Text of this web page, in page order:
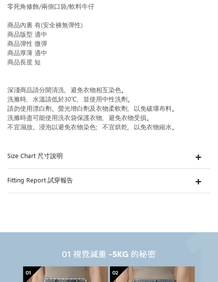
零死角修飾/兩側口袋/軟料牛仔
商品內裏 有(安全褲無彈性)
商品版型 適中
商品彈性 微彈
商品厚薄 適中
商品長度 短
深淺商品請分開清洗，避免衣物相互染色。
洗滌時，水溫請低於30℃，並使用中性洗劑。
請勿使用漂白劑、螢光增白劑及衣物柔軟劑，以免破壞布料。
洗滌時盡可能使用洗衣袋保護衣物，避免衣物受損。
不宜濕放、浸泡以避免衣物染色；不宜烘乾，以免衣物縮水。
Size Chart 尺寸說明
Fitting Report 試穿報告